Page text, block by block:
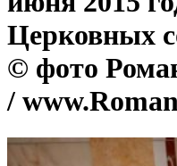
Церковных
© фото
/